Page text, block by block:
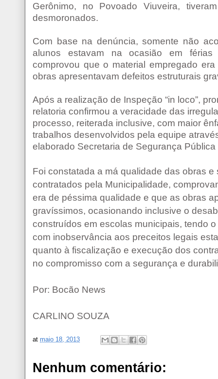
Gerônimo, no Povoado Viuveira,
desmoronados.
Com base na denúncia, somente não
alunos estavam na ocasião em férias
comprovou que o material empregado
obras apresentavam defeitos estruturais
Após a realização de Inspeção “in loco”,
relatoria confirmou a veracidade das
processo, reiterada inclusive, com maior
trabalhos desenvolvidos pela equipe
elaborado Secretaria de Segurança
Foi constatada a má qualidade das obras
contratados pela Municipalidade,
era de péssima qualidade e que as obras
gravíssimos, ocasionando inclusive o
construídos em escolas municipais, tendo
com inobservância aos preceitos legais
quanto à fiscalização e execução dos
no compromisso com a segurança e
Por: Bocão News
CARLINO SOUZA
at maio 18, 2013
Nenhum comentário: